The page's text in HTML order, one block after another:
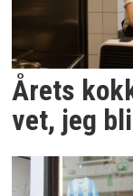
Årets
vet, jeg